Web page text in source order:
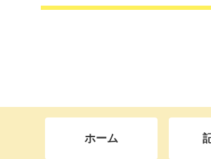
ホーム